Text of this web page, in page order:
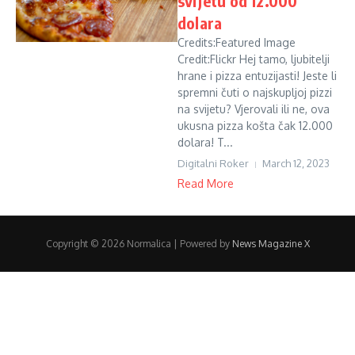
dolara
Credits:Featured Image
Credit:Flickr Hej tamo, ljubitelji
hrane i pizza entuzijasti! Jeste li
spremni čuti o najskupljoj pizzi
na svijetu? Vjerovali ili ne, ova
ukusna pizza košta čak 12.000
dolara! T...
Digitalni Roker March 12, 2023
Read More
Copyright © 2026 Normalica | Powered by News Magazine X